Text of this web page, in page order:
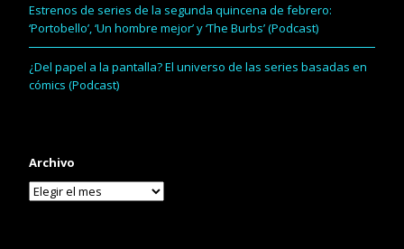
Estrenos de series de la segunda quincena de febrero:
‘Portobello’, ‘Un hombre mejor’ y ‘The Burbs’ (Podcast)
¿Del papel a la pantalla? El universo de las series basadas en
cómics (Podcast)
Archivo